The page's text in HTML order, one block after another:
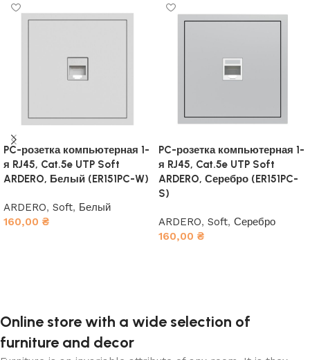
PC-розетка компьютерная 1-
я RJ45, Cat.5e UTP Soft
ARDERO, Белый (ER151PC-W)
ARDERO, Soft, Белый
160,00 ₴
PC-розетка компьютерная 1-
я RJ45, Cat.5e UTP Soft
ARDERO, Серебро (ER151PC-
S)
ARDERO, Soft, Серебро
160,00 ₴
Online store with a wide selection of
furniture and decor